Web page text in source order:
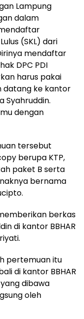
Lampung
dalam
(SKL) dari
mendaftar
DPC PDI
harus pakai
datang ke kantor
Syahruddin.
dengan
tersebut
berupa KTP,
paket B serta
bernama
berkas
di kantor BBHAR
pertemuan itu
di kantor BBHAR
dibawa
oleh